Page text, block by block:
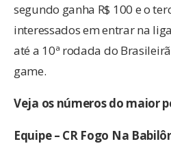
segundo ganha R$ 100 e o
interessados em entrar na
até a 10ª rodada do
game.
Veja os números do maior
Equipe – CR Fogo Na